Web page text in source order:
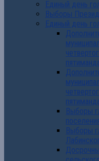
Единый день
Выборы
Единый день
Выборы
Выборы